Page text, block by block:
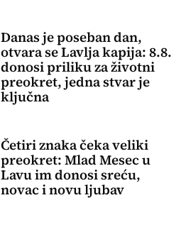
Danas je poseban dan,
otvara se Lavlja kapija: 8.8.
donosi priliku za životni
preokret, jedna stvar je
ključna
Četiri znaka čeka veliki
preokret: Mlad Mesec u
Lavu im donosi sreću,
novac i novu ljubav